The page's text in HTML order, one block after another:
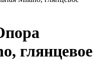
глянцевое